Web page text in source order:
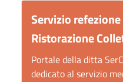
Servizio
Ristorazione
Portale della ditta
dedicato al servizio